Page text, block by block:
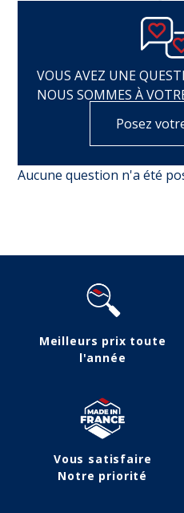
VOUS AVEZ UNE
NOUS SOMMES À
Posez
Aucune question n'a été
Meilleurs prix toute
l'année
Vous satisfaire
Notre priorité